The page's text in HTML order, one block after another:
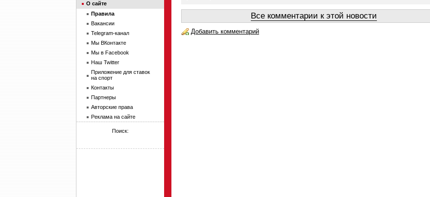
Все комментарии к этой новости
Добавить комментарий
О сайте
Правила
Вакансии
Telegram-канал
Мы ВКонтакте
Мы в Facebook
Наш Twitter
Приложение для ставок
на спорт
Контакты
Партнеры
Авторские права
Реклама на сайте
Поиск: